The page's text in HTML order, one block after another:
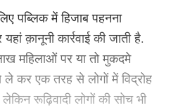
पब्लिक में हिजाब पहनना
क़ानूनी कार्रवाई की जाती है.
महिलाओं पर या तो मुकदमे
ले कर एक तरह से लोगों में विद्रोह
रूढ़िवादी लोगों की सोच भी